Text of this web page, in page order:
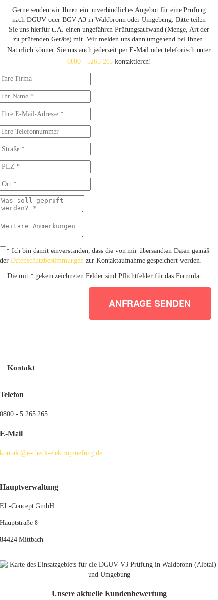
Gerne senden wir Ihnen ein unverbindliches Angebot für eine Prüfung
nach DGUV oder BGV A3 in Waldbronn oder Umgebung. Bitte teilen
Sie uns hierfür u.A. einen ungefähren Prüfungsaufwand (Menge, Art der
zu prüfenden Geräte) mit. Wir melden uns dann umgehend bei Ihnen.
Natürlich können Sie uns auch jederzeit per E-Mail oder telefonisch unter
0800 - 5265 265kontaktieren!
* Ich bin damit einverstanden, dass die von mir übersandten Daten gemäß
der Datenschutzbestimmungen zur Kontaktaufnahme gespeichert werden.
Die mit * gekennzeichneten Felder sind Pflichtfelder für das Formular
ANFRAGE SENDEN
Kontakt
Telefon
0800 - 5 265 265
E-Mail
kontakt@e-check-elektropruefung.de
Hauptverwaltung
EL-Concept GmbH
Hauptstraße 8
84424 Mittbach
Unsere aktuelle Kundenbewertung